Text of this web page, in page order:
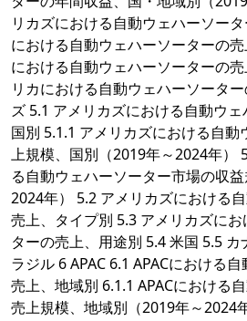
リカズにおける自動ウェハーソー
における自動ウェハーソーターの
における自動ウェハーソーターの
リカにおける自動ウェハーソータ
ズ 5.1 アメリカズにおける自動ウェ
国別 5.1.1 アメリカズにおける自動
上規模、国別（2019年～2024年）
る自動ウェハーソーター市場の収
2024年） 5.2 アメリカズにおける
売上、タイプ別 5.3 アメリカズに
ターの売上、用途別 5.4 米国 5.5
ラジル 6 APAC 6.1 APACにおける
売上、地域別 6.1.1 APACにおける
売上規模、地域別（2019年～2024